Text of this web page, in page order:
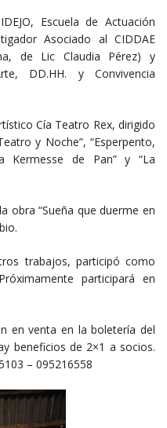
Escuela de Actuación
Asociado al CIDDAE
de Lic Claudia Pérez) y
DD.HH. y Convivencia
Cía Teatro Rex, dirigido
y Noche”, “Esperpento,
Kermesse de Pan” y “La
obra “Sueña que duerme en
trabajos, participó como
participará en
en venta en la boletería del
beneficios de 2×1 a socios.
– 095216558